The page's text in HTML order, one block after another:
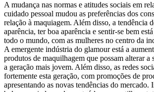
A mudança nas normas e atitudes sociais em
cuidado pessoal mudou as preferências dos
relação à maquiagem. Além disso, a tendência
aparência, ter boa aparência e sentir-se bem
todo o mundo, com as mulheres no centro da
A emergente indústria do glamour está a
produtos de maquilhagem que possam alterar a
a geração mais jovem. Além disso, as redes
fortemente esta geração, com promoções de
apresentando as novas tendências do mercado.